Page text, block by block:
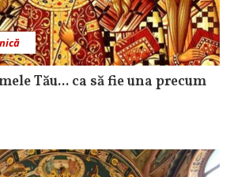
Tău... ca să fie una precum